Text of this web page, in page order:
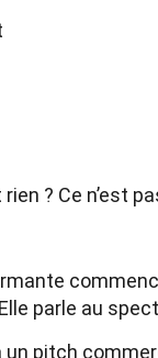
? Ce n’est
parle au
pitch